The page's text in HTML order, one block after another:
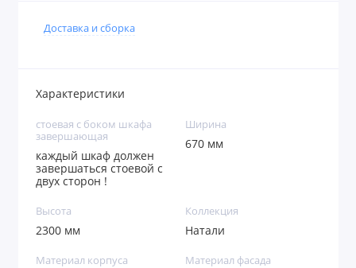
Доставка и сборка
Характеристики
стоевая с боком шкафа
завершающая
каждый шкаф должен
завершаться стоевой с
двух сторон !
Ширина
670 мм
Высота
2300 мм
Коллекция
Натали
Материал корпуса Материал фасада